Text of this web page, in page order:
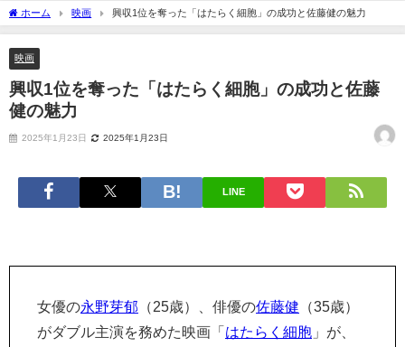
ホーム 映画 興収1位を奪った「はたらく細胞」の成功と佐藤健の魅力
映画
興収1位を奪った「はたらく細胞」の成功と佐藤
健の魅力
2025年1月23日 2025年1月23日
LINE
女優の永野芽郁 （25歳）、俳優の佐藤健 （35歳）
がダブル主演を務めた映画「 はたらく細胞 」が、